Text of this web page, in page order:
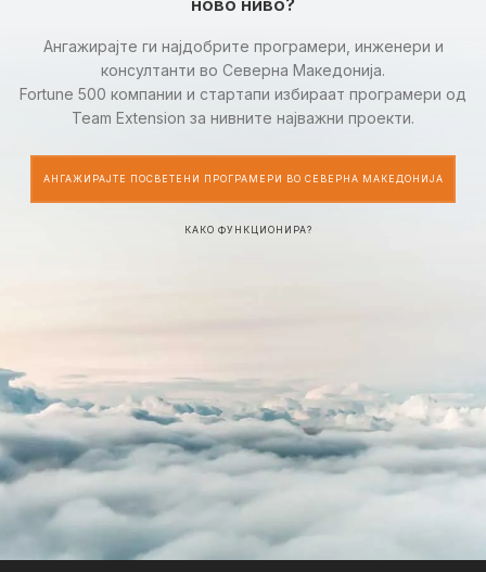
ново ниво?
Ангажирајте ги најдобрите програмери, инженери и
консултанти во Северна Македонија.
Fortune 500 компании и стартапи избираат програмери од
Team Extension за нивните најважни проекти.
АНГАЖИРАЈТЕ ПОСВЕТЕНИ ПРОГРАМЕРИ ВО СЕВЕРНА МАКЕДОНИЈА
КАКО ФУНКЦИОНИРА?